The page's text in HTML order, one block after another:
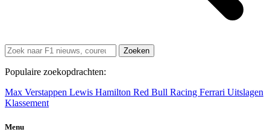
Zoeken
Populaire zoekopdrachten:
Max Verstappen Lewis Hamilton Red Bull Racing Ferrari Uitslagen
Klassement
Menu